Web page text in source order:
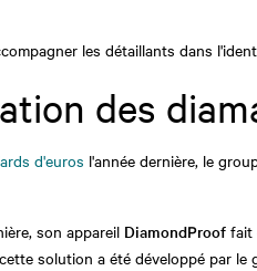
les détaillants dans
des
d'euros l'année dernière, le
son appareil DiamondProof fait
solution a été développé par